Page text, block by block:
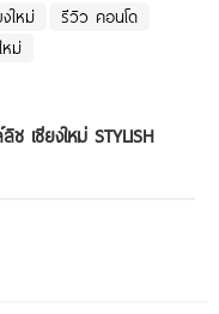
ใหม่
รีวิว คอนโด
หม่
ช เชียงใหม่ STYLISH